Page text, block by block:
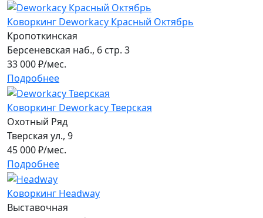
Коворкинг Deworkacy Красный Октябрь
Кропоткинская
Берсеневская наб., 6 стр. 3
33 000₽/мес.
Подробнее
Коворкинг Deworkacy Тверская
Охотный Ряд
Тверская ул., 9
45 000₽/мес.
Подробнее
Коворкинг Headway
Выставочная